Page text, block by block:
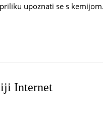
upoznati se s kemijom.
Internet